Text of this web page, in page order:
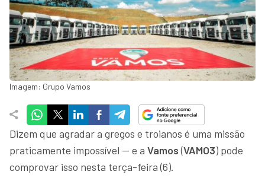
Imagem: Grupo Vamos
Dizem que agradar a gregos e troianos é uma missão
praticamente impossível — e a Vamos(VAMO3) pode
comprovar isso nesta terça-feira (6).